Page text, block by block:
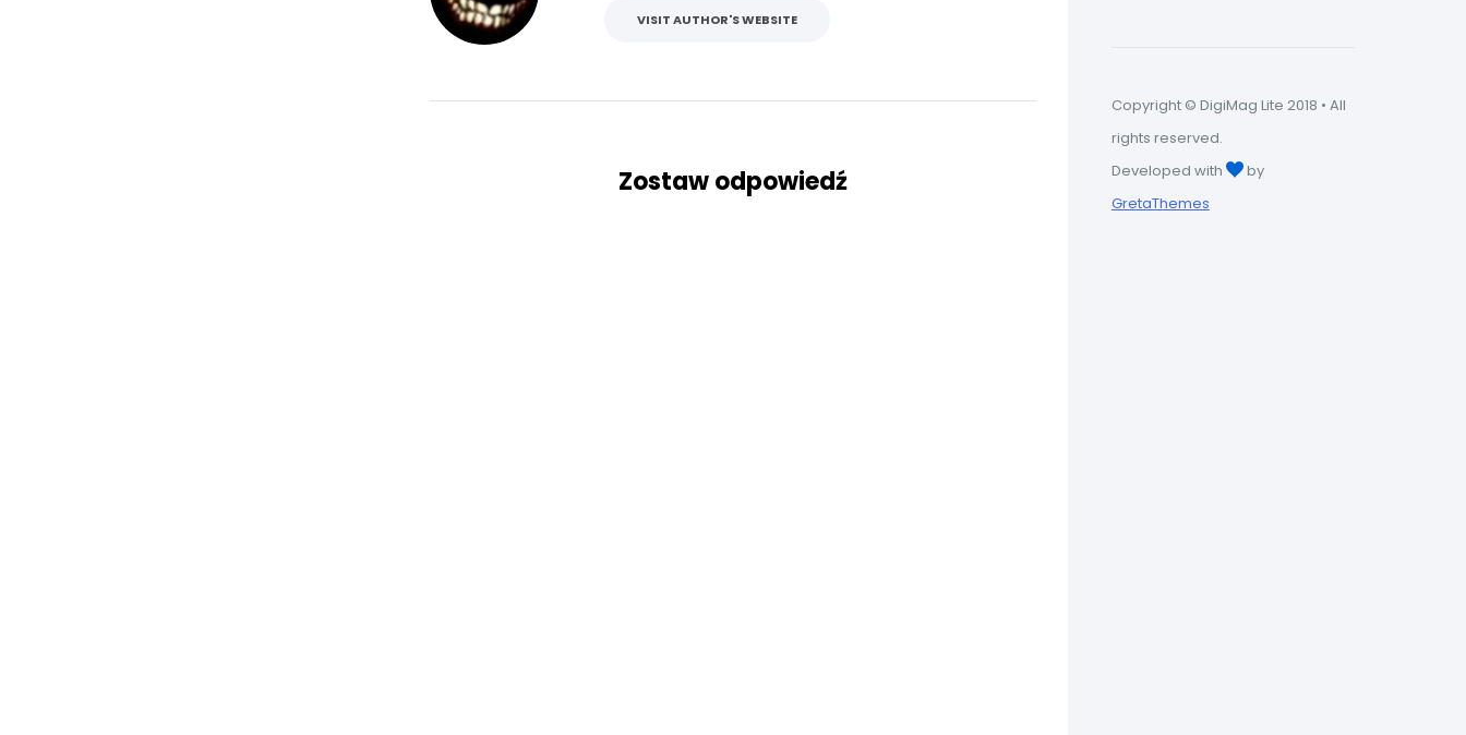
VISIT AUTHOR'S WEBSITE
Zostaw odpowiedź
Copyright © DigiMag Lite 2018 • All
rights reserved.
Developed with
by
GretaThemes